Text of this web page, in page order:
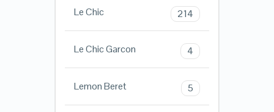
Le Chic 214
Le Chic Garcon 4
Lemon Beret 5